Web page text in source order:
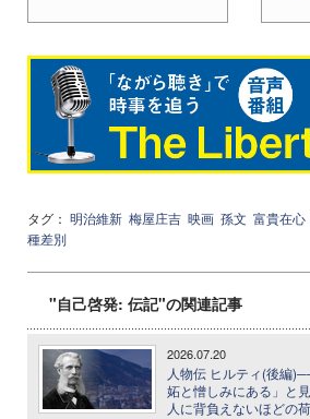
タグ： 明治維新 梅屋庄吉 映画 孫文 富貴在心
種差別
"自己啓発: 伝記"の関連記事
2026.07.20
人物伝 ヒルティ(後編
妬と憎しみにある」と
人に背負えないほどの